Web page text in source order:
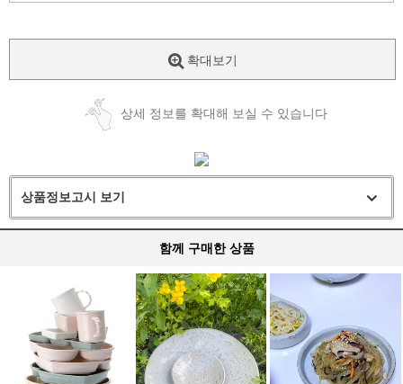
확대보기
상세 정보를 확대해 보실 수 있습니다
상품정보고시 보기
함께 구매한 상품